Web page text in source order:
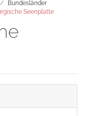
Bundesländer
Seenplatte